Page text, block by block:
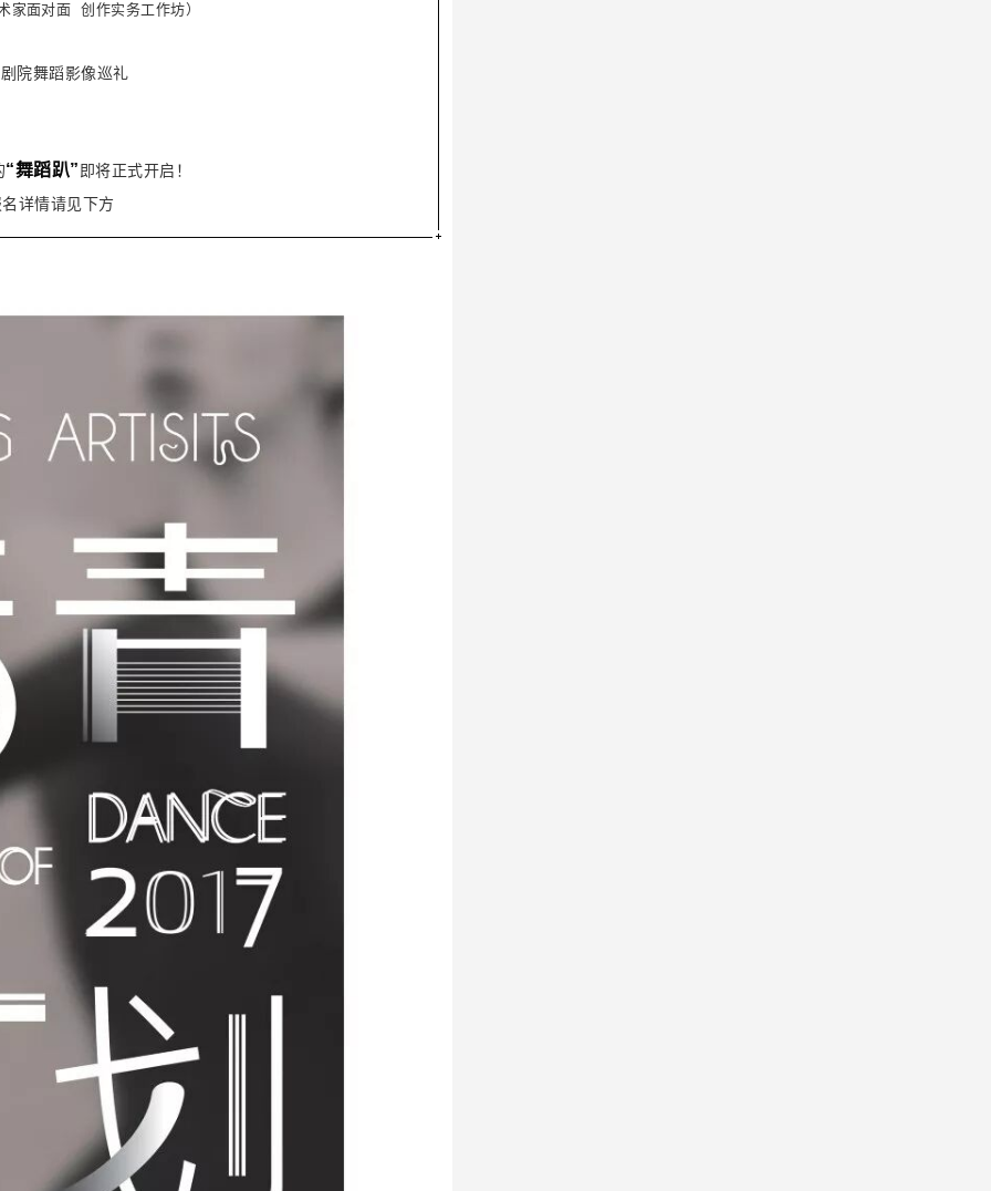
家面对面 创作实务工作坊）
院舞蹈影像巡礼
“舞蹈趴” 即将正式开启！
详情请见下方